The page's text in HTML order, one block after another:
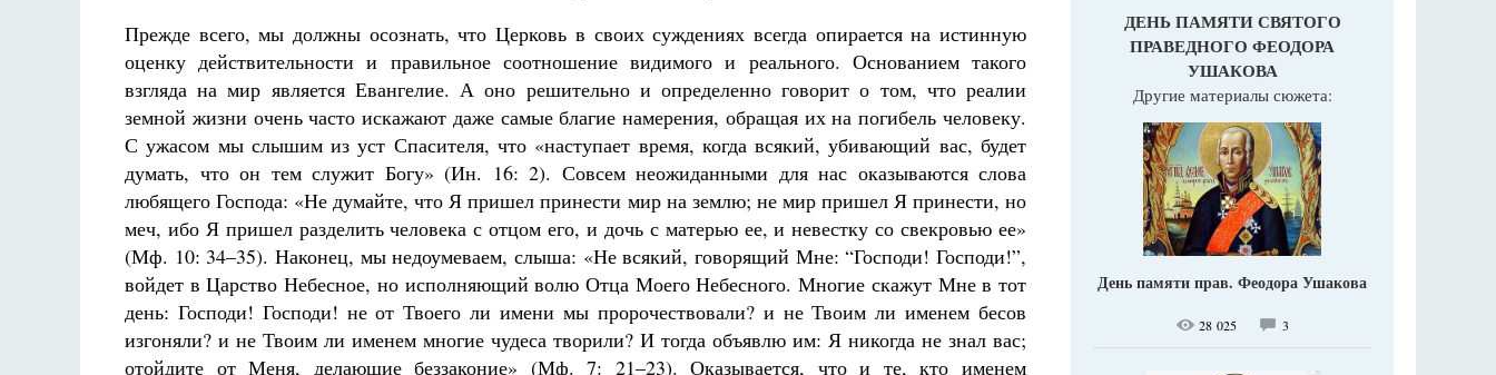
Прежде всего, мы должны осознать, что Церковь в своих суждениях всегда опирается на истинную
оценку действительности и правильное соотношение видимого и реального. Основанием такого
взгляда на мир является Евангелие. А оно решительно и определенно говорит о том, что реалии
земной жизни очень часто искажают даже самые благие намерения, обращая их на погибель человеку.
С ужасом мы слышим из уст Спасителя, что «наступает время, когда всякий, убивающий вас, будет
думать, что он тем служит Богу» (Ин. 16: 2). Совсем неожиданными для нас оказываются слова
любящего Господа: «Не думайте, что Я пришел принести мир на землю; не мир пришел Я принести, но
меч, ибо Я пришел разделить человека с отцом его, и дочь с матерью ее, и невестку со свекровью ее»
(Мф. 10: 34–35). Наконец, мы недоумеваем, слыша: «Не всякий, говорящий Мне: “Господи! Господи!”,
войдет в Царство Небесное, но исполняющий волю Отца Моего Небесного. Многие скажут Мне в тот
день: Господи! Господи! не от Твоего ли имени мы пророчествовали? и не Твоим ли именем бесов
изгоняли? и не Твоим ли именем многие чудеса творили? И тогда объявлю им: Я никогда не знал вас;
отойдите от Меня, делающие беззаконие» (Мф. 7: 21–23). Оказывается, что и те, кто именем
ДЕНЬ ПАМЯТИ СВЯТОГО
ПРАВЕДНОГО ФЕОДОРА
УШАКОВА
Другие материалы сюжета:
День памяти прав. Феодора Ушакова
28 025 3